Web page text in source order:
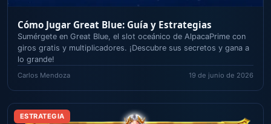
Cómo Jugar Great Blue: Guía y Estrategias
Sumérgete en Great Blue, el slot oceánico de AlpacaPrime con
giros gratis y multiplicadores. ¡Descubre sus secretos y gana a
lo grande!
Carlos Mendoza 19 de junio de 2026
ESTRATEGIA